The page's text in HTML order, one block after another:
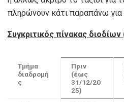
πληρώνουν κάτι παραπάνω για
Συγκριτικός πίνακας
Τμήμα
διαδρομή
ς
Πριν
(έως
31/12/20
25)